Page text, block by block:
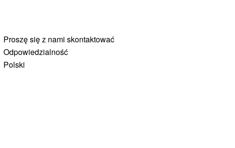
Proszę się z nami skontaktować
Odpowiedzialność
Polski